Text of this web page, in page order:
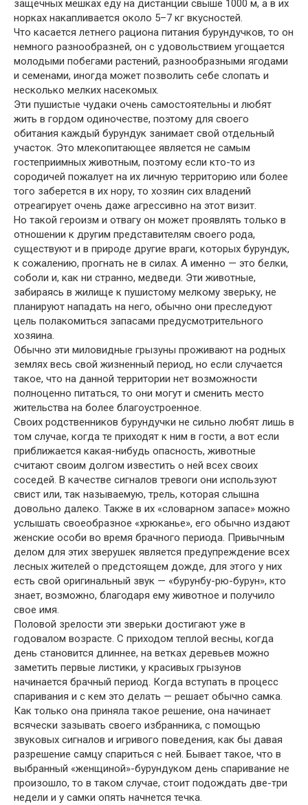
защечных мешках еду на дистанции свыше 1000 м, а в их
норках накапливается около 5–7 кг вкусностей.
Что касается летнего рациона питания бурундучков, то он
немного разнообразней, он с удовольствием угощается
молодыми побегами растений, разнообразными ягодами
и семенами, иногда может позволить себе слопать и
несколько мелких насекомых.
Эти пушистые чудаки очень самостоятельны и любят
жить в гордом одиночестве, поэтому для своего
обитания каждый бурундук занимает свой отдельный
участок. Это млекопитающее является не самым
гостеприимных животным, поэтому если кто-то из
сородичей пожалует на их личную территорию или более
того заберется в их нору, то хозяин сих владений
отреагирует очень даже агрессивно на этот визит.
Но такой героизм и отвагу он может проявлять только в
отношении к другим представителям своего рода,
существуют и в природе другие враги, которых бурундук,
к сожалению, прогнать не в силах. А именно — это белки,
соболи и, как ни странно, медведи. Эти животные,
забираясь в жилище к пушистому мелкому зверьку, не
планируют нападать на него, обычно они преследуют
цель полакомиться запасами предусмотрительного
хозяина.
Обычно эти миловидные грызуны проживают на родных
землях весь свой жизненный период, но если случается
такое, что на данной территории нет возможности
полноценно питаться, то они могут и сменить место
жительства на более благоустроенное.
Своих родственников бурундучки не сильно любят лишь в
том случае, когда те приходят к ним в гости, а вот если
приближается какая-нибудь опасность, животные
считают своим долгом известить о ней всех своих
соседей. В качестве сигналов тревоги они используют
свист или, так называемую, трель, которая слышна
довольно далеко. Также в их «словарном запасе» можно
услышать своеобразное «хрюканье», его обычно издают
женские особи во время брачного периода. Привычным
делом для этих зверушек является предупреждение всех
лесных жителей о предстоящем дожде, для этого у них
есть свой оригинальный звук — «бурунбу-рю-бурун», кто
знает, возможно, благодаря ему животное и получило
свое имя.
Половой зрелости эти зверьки достигают уже в
годовалом возрасте. С приходом теплой весны, когда
день становится длиннее, на ветках деревьев можно
заметить первые листики, у красивых грызунов
начинается брачный период. Когда вступать в процесс
спаривания и с кем это делать — решает обычно самка.
Как только она приняла такое решение, она начинает
всячески зазывать своего избранника, с помощью
звуковых сигналов и игривого поведения, как бы давая
разрешение самцу спариться с ней. Бывает такое, что в
выбранный «женщиной»-бурундуком день спаривание не
произошло, то в таком случае, стоит подождать две-три
недели и у самки опять начнется течка.